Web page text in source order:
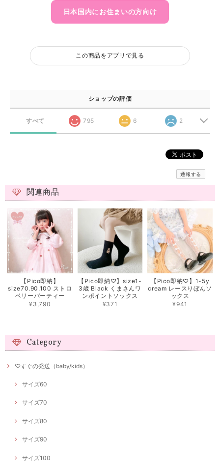
日本国内にお住まいの方向け
この商品をアプリで見る
ショップの評価
すべて 795 6 2
通報する
関連商品
【Pico即納】
size70.90.100 ストロ
ベリーパーティー
¥3,790
【Pico即納♡】size1-
3歳 Black くまさんワ
ンポイントソックス
¥371
【Pico即納♡】1-5y
cream レースりぼんソ
ックス
¥941
Category
♡すぐの発送（baby/kids）
サイズ60
サイズ70
サイズ80
サイズ90
サイズ100